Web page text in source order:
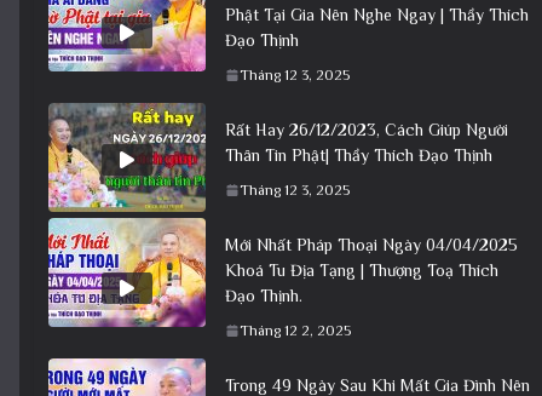
Phật Tại Gia Nên Nghe Ngay | Thầy Thích
Đạo Thịnh
Tháng 12 3, 2025
Rất Hay 26/12/2023, Cách Giúp Người
Thân Tin Phật| Thầy Thích Đạo Thịnh
Tháng 12 3, 2025
Mới Nhất Pháp Thoại Ngày 04/04/2025
Khoá Tu Địa Tạng | Thượng Toạ Thích
Đạo Thịnh.
Tháng 12 2, 2025
Trong 49 Ngày Sau Khi Mất Gia Đình Nên